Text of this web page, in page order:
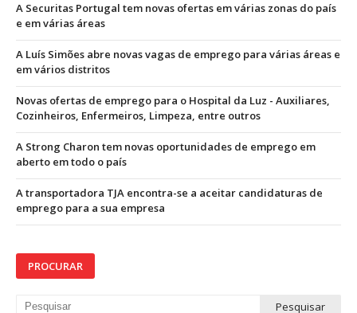
A Securitas Portugal tem novas ofertas em várias zonas do país
e em várias áreas
A Luís Simões abre novas vagas de emprego para várias áreas e
em vários distritos
Novas ofertas de emprego para o Hospital da Luz - Auxiliares,
Cozinheiros, Enfermeiros, Limpeza, entre outros
A Strong Charon tem novas oportunidades de emprego em
aberto em todo o país
A transportadora TJA encontra-se a aceitar candidaturas de
emprego para a sua empresa
PROCURAR